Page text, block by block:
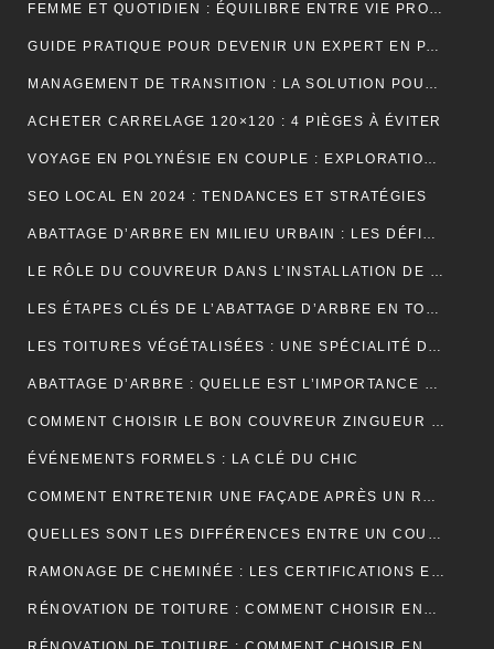
FEMME ET QUOTIDIEN : ÉQUILIBRE ENTRE VIE PROFESSIONNELLE ET PERSONNELLE
GUIDE PRATIQUE POUR DEVENIR UN EXPERT EN PARIS ET EN JEUX
MANAGEMENT DE TRANSITION : LA SOLUTION POUR RÉUSSIR LES TRANSFORMATIONS COMPLEXES EN ENTREPRISE
ACHETER CARRELAGE 120×120 : 4 PIÈGES À ÉVITER
VOYAGE EN POLYNÉSIE EN COUPLE : EXPLORATION DE SES PLUS BELLES ÎLES
SEO LOCAL EN 2024 : TENDANCES ET STRATÉGIES
ABATTAGE D’ARBRE EN MILIEU URBAIN : LES DÉFIS SPÉCIFIQUES
LE RÔLE DU COUVREUR DANS L’INSTALLATION DE PANNEAUX SOLAIRES
LES ÉTAPES CLÉS DE L’ABATTAGE D’ARBRE EN TOUTE SÉCURITÉ
LES TOITURES VÉGÉTALISÉES : UNE SPÉCIALITÉ DU COUVREUR
ABATTAGE D’ARBRE : QUELLE EST L’IMPORTANCE DE L’ASSURANCE ?
COMMENT CHOISIR LE BON COUVREUR ZINGUEUR POUR VOTRE PROJET ?
ÉVÉNEMENTS FORMELS : LA CLÉ DU CHIC
COMMENT ENTRETENIR UNE FAÇADE APRÈS UN RAVALEMENT PROJETÉ ?
QUELLES SONT LES DIFFÉRENCES ENTRE UN COURS DE PIANO À DOMICILE ET CHEZ UN PROFESSEUR ?
RAMONAGE DE CHEMINÉE : LES CERTIFICATIONS ET LABELS À CONNAÎTRE
RÉNOVATION DE TOITURE : COMMENT CHOISIR ENTRE LES DIFFÉRENTS TYPES D’ISOLANTS ?